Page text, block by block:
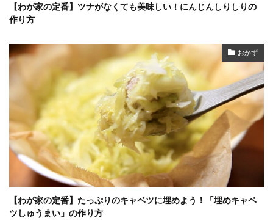
【わが家の定番】ツナがなくても美味しい！にんじんしりしりの
作り方
おかず
【わが家の定番】たっぷりのキャベツに埋めよう！「埋めキャベ
ツしゅうまい」の作り方